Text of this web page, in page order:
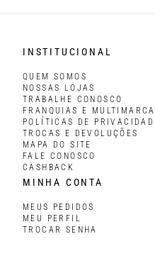
INSTITUCIONAL
QUEM SOMOS
NOSSAS LOJAS
TRABALHE CONOSCO
FRANQUIAS E
POLÍTICAS DE
TROCAS E DEVOLUÇÕES
MAPA DO SITE
FALE CONOSCO
CASHBACK
MINHA CONTA
MEUS PEDIDOS
MEU PERFIL
TROCAR SENHA